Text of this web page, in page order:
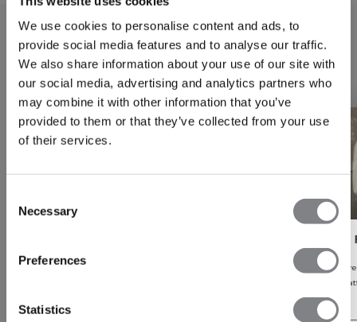
We use cookies to personalise content and ads, to
provide social media features and to analyse our traffic.
We also share information about your use of our site with
our social media, advertising and analytics partners who
may combine it with other information that you’ve
provided to them or that they’ve collected from your use
of their services.
Selection
Necessary
Preferences
Statistics
När du prenumererar på vårt nyhetsbrev.
den första att få reda på nya släpp,
och mycket mer!